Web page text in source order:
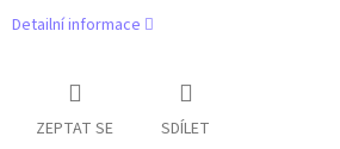
Detailní informace
ZEPTAT SE SDÍLET